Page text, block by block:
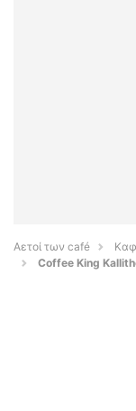
Αετοί των café
Coffee King